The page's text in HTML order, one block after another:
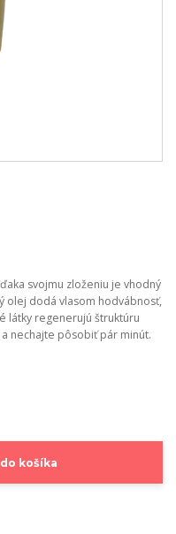
svojmu zloženiu je vhodný
olej dodá vlasom hodvábnosť,
látky regenerujú štruktúru
nechajte pôsobiť pár minút.
košíka